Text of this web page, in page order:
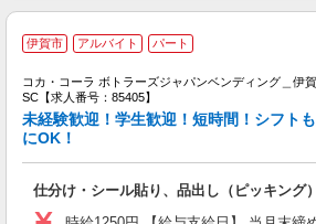
伊賀市 アルバイト パート
コカ・コーラ ボトラーズジャパンベンディング＿伊
SC【求人番号：85405】
未経験歓迎！学生歓迎！短時間！シフト
にOK！
仕分け・シール貼り、品出し（ピッキング